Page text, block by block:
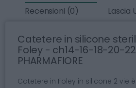
Recensioni (0)
Lascia
Catetere in silicone
Foley - ch14-16-18-20-
PHARMAFIORE
Catetere in Foley in silicone 2 vie